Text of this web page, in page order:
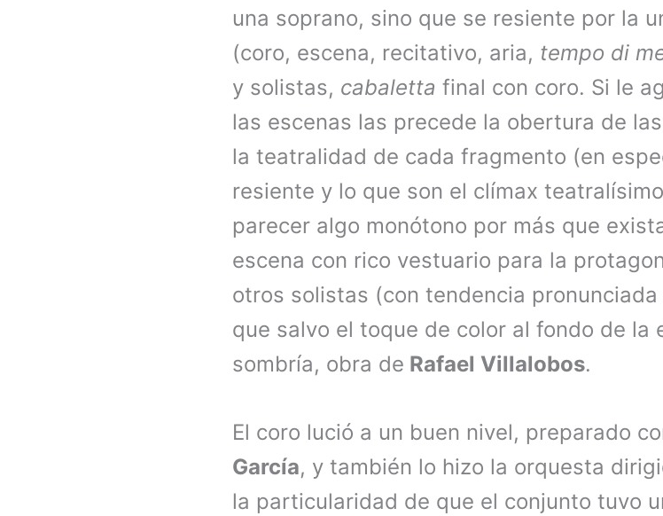
una soprano, sino que se resiente por la
(coro, escena, recitativo, aria, tempo di
y solistas, cabaletta final con coro. Si le
las escenas las precede la obertura de
la teatralidad de cada fragmento (en
resiente y lo que son el clímax
parecer algo monótono por más que
escena con rico vestuario para la
otros solistas (con tendencia
que salvo el toque de color al fondo de la
sombría, obra de Rafael Villalobos.
El coro lució a un buen nivel, preparado
García, y también lo hizo la orquesta
la particularidad de que el conjunto tuvo